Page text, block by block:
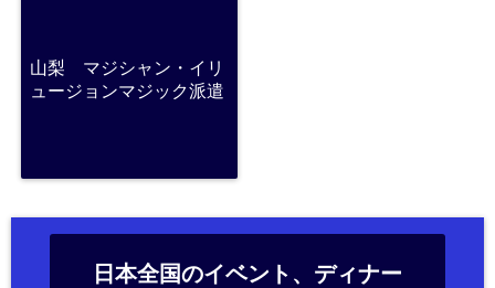
山梨 マジシャン・イリ
ュージョンマジック派遣
日本全国のイベント、ディナー